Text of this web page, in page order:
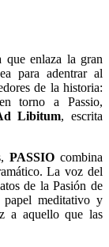
que enlaza la gran
para adentrar al
de la historia:
torno a Passio,
Libitum, escrita
PASSIOcombina
La voz del
de la Pasión de
papel meditativo y
a aquello que las